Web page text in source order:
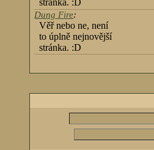
Dung Fire:
Věř nebo ne, není
to úplně nejnovější
stránka. :D